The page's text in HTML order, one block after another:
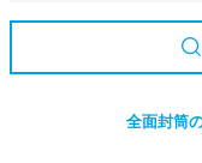
全面封筒